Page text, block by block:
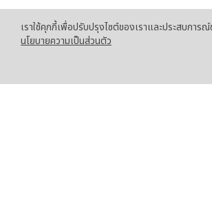
เราใช้คุกกี้เพื่อปรับปรุงไซต์ของเราและประสบกา
นโยบายความเป็นส่วนตัว